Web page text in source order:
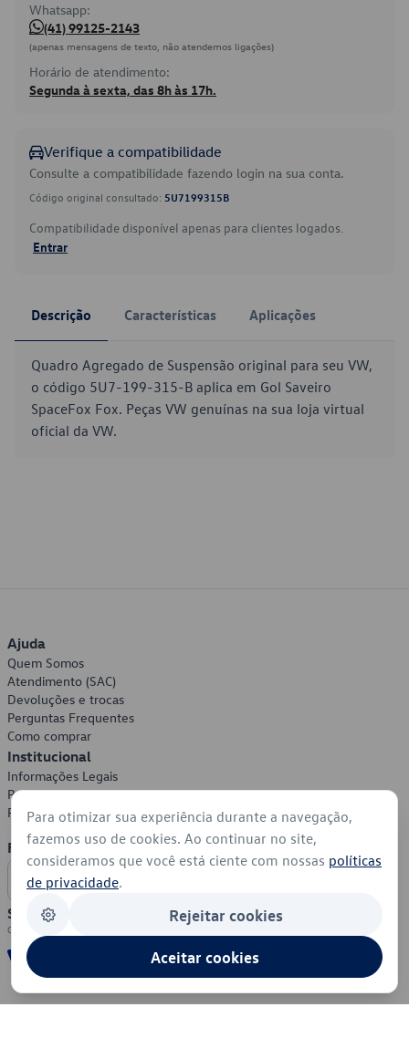
Whatsapp:
(41) 99125-2143
(apenas mensagens de texto, não atendemos ligações)
Horário de atendimento:
Segunda à sexta, das 8h às 17h.
Verifique a compatibilidade
Consulte a compatibilidade fazendo login na sua conta.
Código original consultado: 5U7199315B
Compatibilidade disponível apenas para clientes logados.
Entrar
Descrição Características Aplicações
Quadro Agregado de Suspensão original para seu VW,
o código 5U7-199-315-B aplica em Gol Saveiro
SpaceFox Fox. Peças VW genuínas na sua loja virtual
oficial da VW.
Ajuda
Quem Somos
Atendimento (SAC)
Devoluções e trocas
Perguntas Frequentes
Como comprar
Institucional
Informações Legais
Política de Privacidade
Política de Cookies
Formas de Pagamento
Segurança
Para otimizar sua experiência durante a navegação,
fazemos uso de cookies. Ao continuar no site,
consideramos que você está ciente com nossas políticas
de privacidade.
Rejeitar cookies
Aceitar cookies